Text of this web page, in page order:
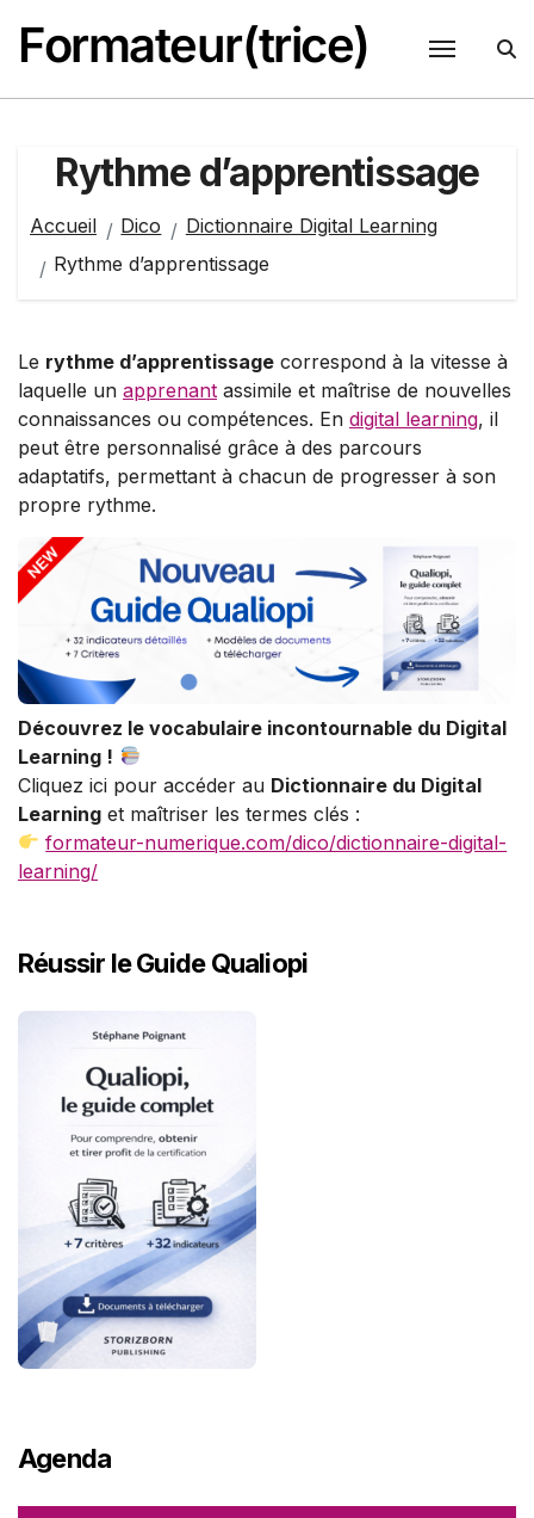
contenu
Formateur(trice)
Rythme d’apprentissage
Accueil Dico
Dictionnaire Digital Learning
Rythme d’apprentissage
Le rythme d’apprentissage correspond à la vitesse à
laquelle un apprenant assimile et maîtrise de nouvelles
connaissances ou compétences. En digital learning, il
peut être personnalisé grâce à des parcours
adaptatifs, permettant à chacun de progresser à son
propre rythme.
Découvrez le vocabulaire incontournable du Digital
Learning !
Cliquez ici pour accéder au Dictionnaire du Digital
Learning et maîtriser les termes clés :
formateur-numerique.com/dico/dictionnaire-digital-
learning/
Réussir le Guide Qualiopi
Agenda